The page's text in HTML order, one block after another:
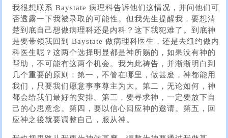
我很想联系 Baystate 病理科告诉他们这情况，并问他们可
否透露一下我被录取的可能性。但我先生提醒我，要想清
楚到底自己想做病理科还是内科？这下我犯难了。到底神
是要带领我回到 Baystate 做病理科医生，还是去纽约做内
科医生呢？这两个选择明显都是神所赐的，如果没有神的
帮助，不可能有这两个机会。我为此祷告，并渐渐明白到
几个重要的原则：第一，不管在哪里，做甚麽，神都能用
我们，只要我们愿意事事尊主为大。第二，无论如何，神
都会给我们最好的安排。第三，要寻求神，一定要放下自
己的心思意念。第四，要以信心回应神的邀请。第五，回
应神之後就要调整自己，服从神。